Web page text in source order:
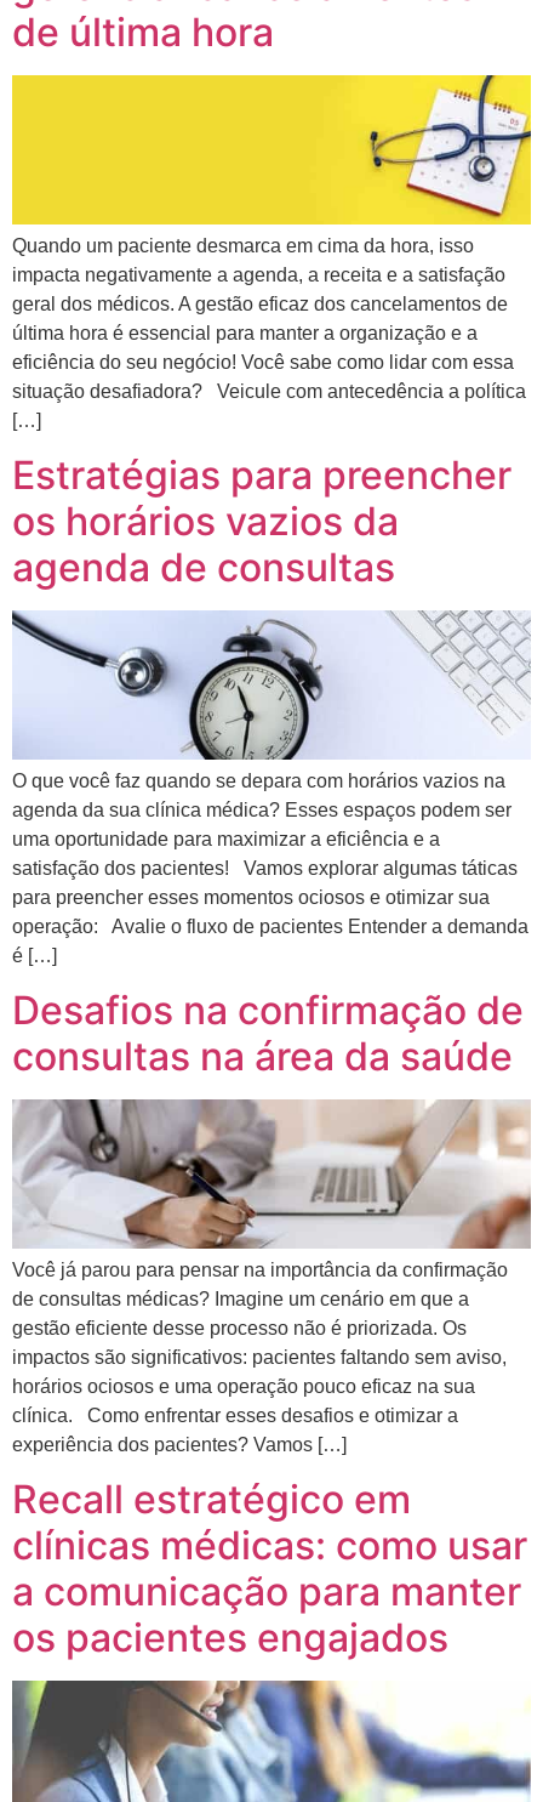
de última hora
Quando um paciente desmarca em cima da hora, isso
impacta negativamente a agenda, a receita e a satisfação
geral dos médicos. A gestão eficaz dos cancelamentos de
última hora é essencial para manter a organização e a
eficiência do seu negócio! Você sabe como lidar com essa
situação desafiadora? Veicule com antecedência a política
[…]
Estratégias para preencher
os horários vazios da
agenda de consultas
O que você faz quando se depara com horários vazios na
agenda da sua clínica médica? Esses espaços podem ser
uma oportunidade para maximizar a eficiência e a
satisfação dos pacientes! Vamos explorar algumas táticas
para preencher esses momentos ociosos e otimizar sua
operação: Avalie o fluxo de pacientes Entender a demanda
é […]
Desafios na confirmação de
consultas na área da saúde
Você já parou para pensar na importância da confirmação
de consultas médicas? Imagine um cenário em que a
gestão eficiente desse processo não é priorizada. Os
impactos são significativos: pacientes faltando sem aviso,
horários ociosos e uma operação pouco eficaz na sua
clínica. Como enfrentar esses desafios e otimizar a
experiência dos pacientes? Vamos […]
Recall estratégico em
clínicas médicas: como usar
a comunicação para manter
os pacientes engajados